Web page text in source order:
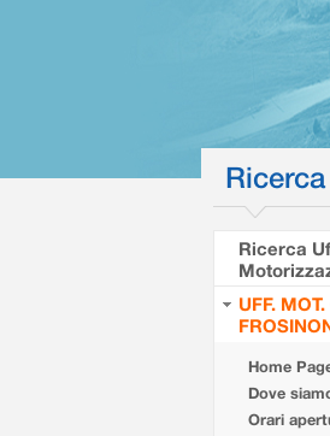
Ricerca
UFF. MOT.
Home
Dove
Orari